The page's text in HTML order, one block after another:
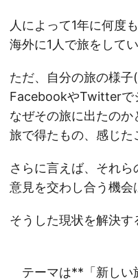
人によって1年に何度も
海外に1人で旅をして
ただ、自分の旅の様子
FacebookやTwitterで
なぜその旅に出たのか
旅で得たもの、感じた
さらに言えば、それら
意見を交わし合う機会
そうした現状を解決す
テーマは**「新しい